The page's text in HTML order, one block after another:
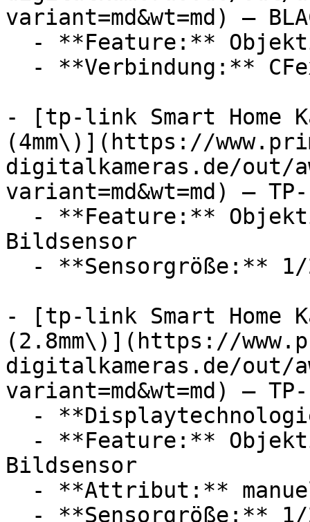
variant=md&wt=md) —
- [tp-link Smart Home
(4mm\)](https://
digitalkameras.de/out/
variant=md&wt=md) —
Bildsensor
- [tp-link Smart Home
(2.8mm\)](https://
digitalkameras.de/out/
variant=md&wt=md) —
Bildsensor